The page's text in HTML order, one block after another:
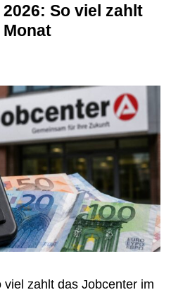
So viel zahlt
zahlt das Jobcenter im